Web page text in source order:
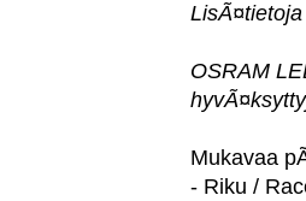
OSRAM
Mukavaa
- Riku /